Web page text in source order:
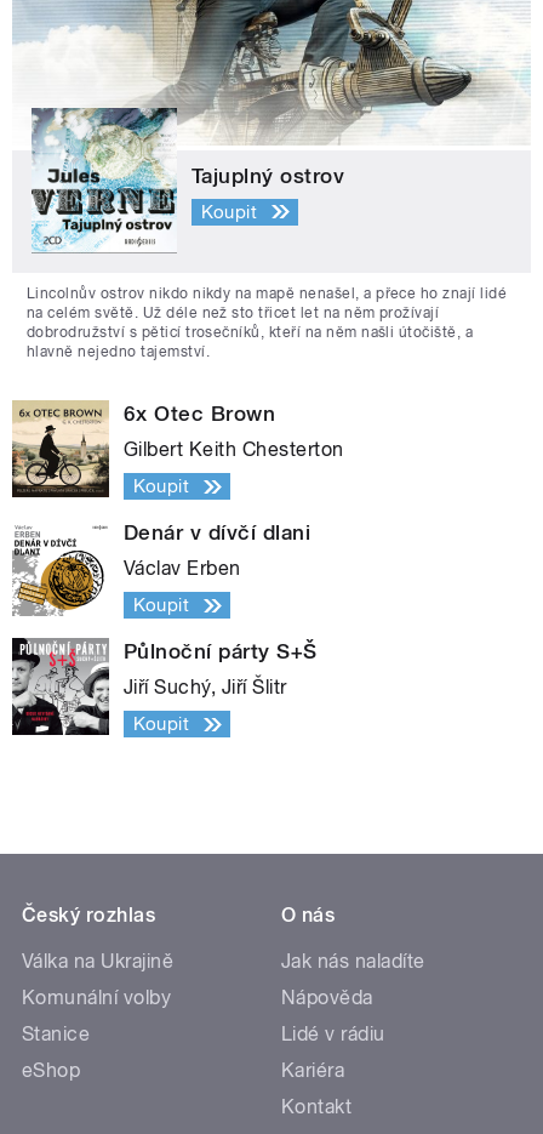
Tajuplný ostrov
Koupit
Lincolnův ostrov nikdo nikdy na mapě nenašel, a přece ho znají lidé
na celém světě. Už déle než sto třicet let na něm prožívají
dobrodružství s pěticí trosečníků, kteří na něm našli útočiště, a
hlavně nejedno tajemství.
6x Otec Brown
Gilbert Keith Chesterton
Koupit
Denár v dívčí dlani
Václav Erben
Koupit
Půlnoční párty S+Š
Jiří Suchý, Jiří Šlitr
Koupit
Český rozhlas
Válka na Ukrajině
Komunální volby
Stanice
eShop
O nás
Jak nás naladíte
Nápověda
Lidé v rádiu
Kariéra
Kontakt